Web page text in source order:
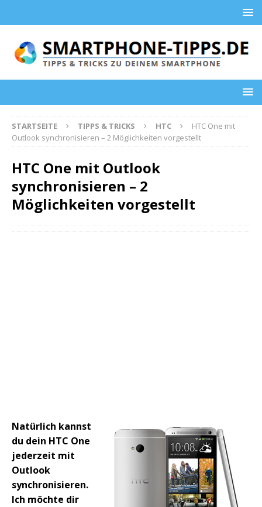
STARTSEITE TIPPS & TRICKS HTC
HTC One mit
Outlook synchronisieren – 2 Möglichkeiten vorgestellt
HTC One mit Outlook
synchronisieren – 2
Möglichkeiten vorgestellt
Natürlich kannst
du dein HTC One
jederzeit mit
Outlook
synchronisieren.
Ich möchte dir